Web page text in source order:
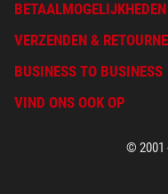
BETAALMOGELIJKHEDEN
VERZENDEN &
BUSINESS TO BUSINESS
VIND ONS OOK OP
© 2001